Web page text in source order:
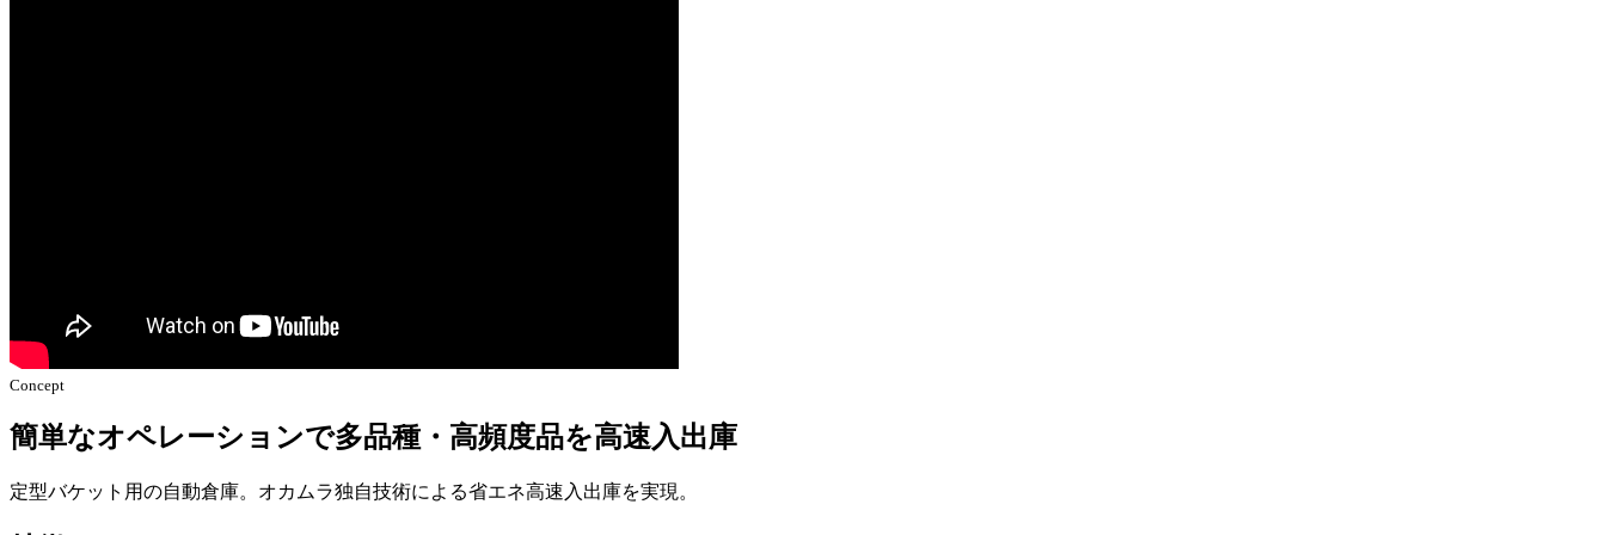
Concept
簡単なオペレーションで多品種・高頻度品を高速入出庫
定型バケット用の自動倉庫。オカムラ独自技術による省エネ高速入出庫を実現。